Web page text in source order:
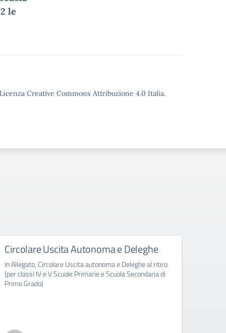
le
Creative Commons Attribuzione 4.0 Italia.
Circolare Uscita Autonoma e Deleghe
In Allegato, Circolare Uscita autonoma e Deleghe al ritiro
(per classi IV e V Scuole Primarie e Scuola Secondaria di
Primo Grado)